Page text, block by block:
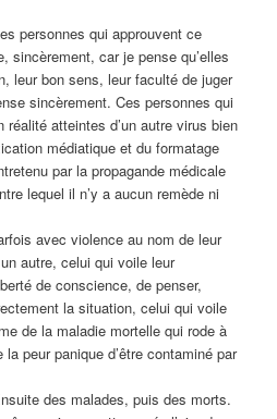
personnes qui approuvent ce
sincèrement, car je pense qu’elles
leur bon sens, leur faculté de juger
sincèrement. Ces personnes qui
réalité atteintes d’un autre virus bien
médiatique et du formatage
par la propagande médicale
lequel il n’y a aucun remède ni
avec violence au nom de leur
autre, celui qui voile leur
de conscience, de penser,
la situation, celui qui voile
de la maladie mortelle qui rode à
peur panique d’être contaminé par
des malades, puis des morts.